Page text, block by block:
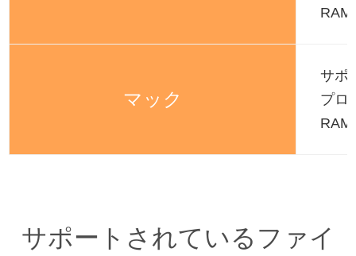
RAM
マック
サポ
プロ
RAM
サポートされているファイ